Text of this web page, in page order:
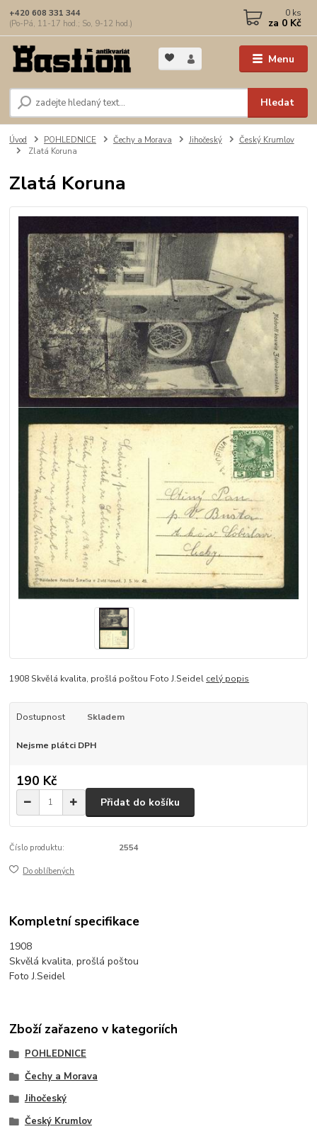
Menu
Hledat
+420 608 331 344
(Po-Pá, 11-17 hod.; So, 9-12 hod.)
0 ks
za 0 Kč
Úvod POHLEDNICE Čechy a Morava Jihočeský
Český Krumlov
Zlatá Koruna
Zlatá Koruna
1908 Skvělá kvalita, prošlá poštou Foto J.Seidel celý popis
Dostupnost Skladem
Nejsme plátci DPH
190 Kč
Přidat do košíku
Číslo produktu: 2554
Do oblíbených
Kompletní specifikace
1908
Skvělá kvalita, prošlá poštou
Foto J.Seidel
Zboží zařazeno v kategoriích
POHLEDNICE
Čechy a Morava
Jihočeský
Český Krumlov